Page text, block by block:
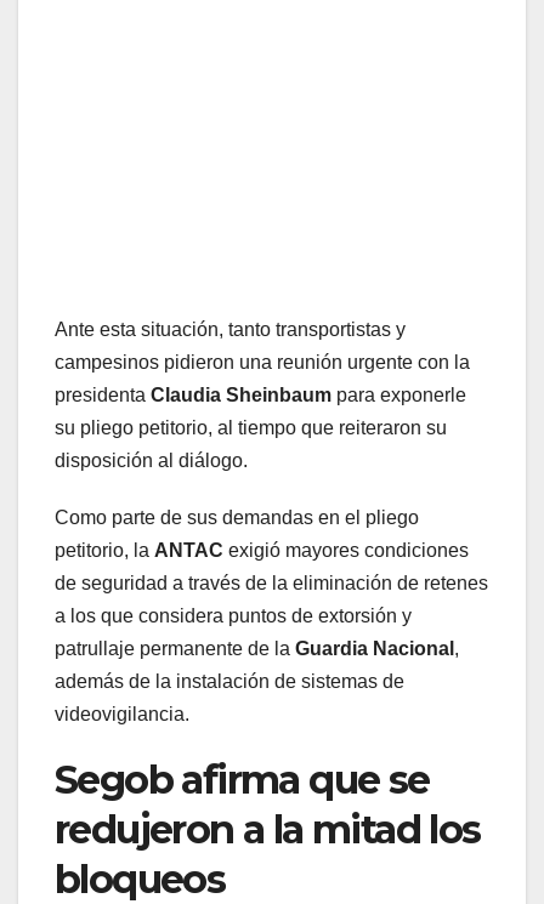
Ante esta situación, tanto transportistas y
campesinos pidieron una reunión urgente con la
presidenta Claudia Sheinbaum para exponerle
su pliego petitorio, al tiempo que reiteraron su
disposición al diálogo.
Como parte de sus demandas en el pliego
petitorio, la ANTAC exigió mayores condiciones
de seguridad a través de la eliminación de retenes
a los que considera puntos de extorsión y
patrullaje permanente de la Guardia Nacional ,
además de la instalación de sistemas de
videovigilancia.
Segob afirma que se
redujeron a la mitad los
bloqueos